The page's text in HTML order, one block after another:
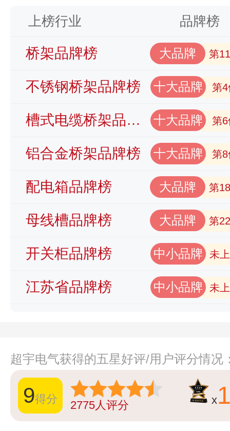
上榜行业 品牌榜
桥架品牌榜 大品牌 第
不锈钢桥架品牌榜 十大品牌 第4
槽式电缆桥架品牌榜 十大品牌 第6
铝合金桥架品牌榜 十大品牌 第8
配电箱品牌榜 大品牌 第
母线槽品牌榜 大品牌 第
开关柜品牌榜 中小品牌 未
江苏省品牌榜 中小品牌 未
超宇电气获得的五星好评/用户评分情况
9得分 2775人评分 x